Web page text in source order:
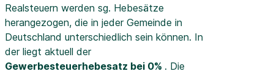
Realsteuern werden sg. Hebesätze
herangezogen, die in jeder Gemeinde in
Deutschland unterschiedlich sein können. In
der liegt aktuell der
Gewerbesteuerhebesatz bei 0% . Die